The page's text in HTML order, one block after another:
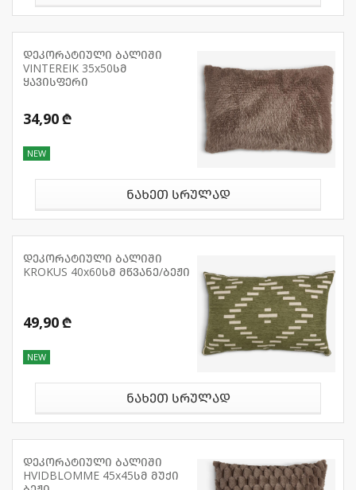
დეკორატიული ბალიში
VINTEREIK 35x50სმ
ყავისფერი
34,90 ₾
NEW
ნახეთ სრულად
დეკორატიული ბალიში
KROKUS 40x60სმ მწვანე/ბეჟი
49,90 ₾
NEW
ნახეთ სრულად
დეკორატიული ბალიში
HVIDBLOMME 45x45სმ მუქი